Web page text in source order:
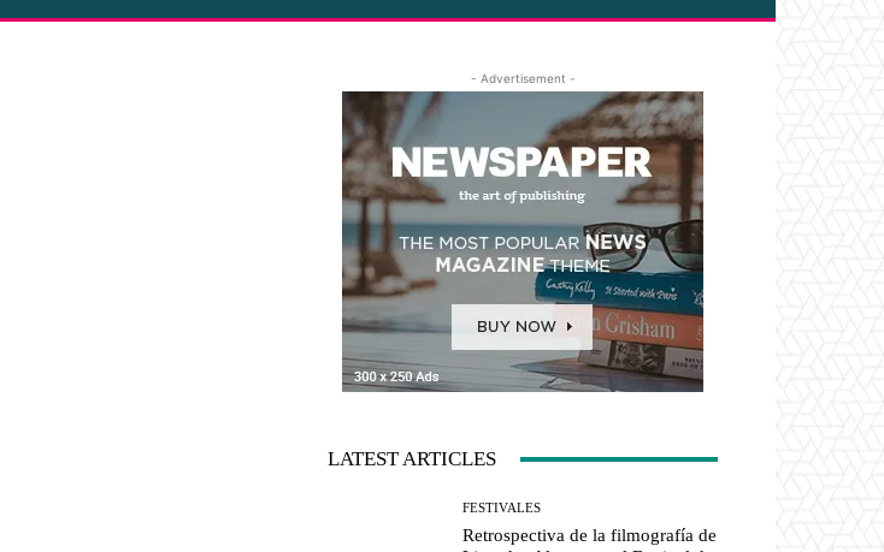
- Advertisement -
LATEST ARTICLES
FESTIVALES
Retrospectiva de la filmografía de